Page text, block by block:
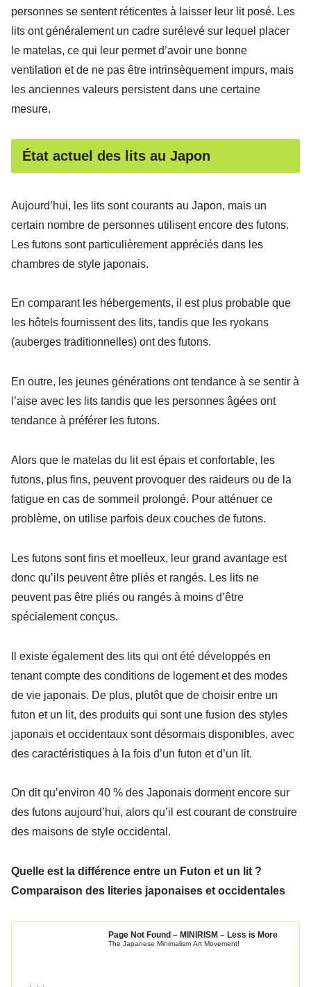
personnes se sentent réticentes à laisser leur lit posé. Les
lits ont généralement un cadre surélevé sur lequel placer
le matelas, ce qui leur permet d’avoir une bonne
ventilation et de ne pas être intrinsèquement impurs, mais
les anciennes valeurs persistent dans une certaine
mesure.
État actuel des lits au Japon
Aujourd’hui, les lits sont courants au Japon, mais un
certain nombre de personnes utilisent encore des futons.
Les futons sont particulièrement appréciés dans les
chambres de style japonais.
En comparant les hébergements, il est plus probable que
les hôtels fournissent des lits, tandis que les ryokans
(auberges traditionnelles) ont des futons.
En outre, les jeunes générations ont tendance à se sentir à
l’aise avec les lits tandis que les personnes âgées ont
tendance à préférer les futons.
Alors que le matelas du lit est épais et confortable, les
futons, plus fins, peuvent provoquer des raideurs ou de la
fatigue en cas de sommeil prolongé. Pour atténuer ce
problème, on utilise parfois deux couches de futons.
Les futons sont fins et moelleux, leur grand avantage est
donc qu’ils peuvent être pliés et rangés. Les lits ne
peuvent pas être pliés ou rangés à moins d’être
spécialement conçus.
Il existe également des lits qui ont été développés en
tenant compte des conditions de logement et des modes
de vie japonais. De plus, plutôt que de choisir entre un
futon et un lit, des produits qui sont une fusion des styles
japonais et occidentaux sont désormais disponibles, avec
des caractéristiques à la fois d’un futon et d’un lit.
On dit qu’environ 40 % des Japonais dorment encore sur
des futons aujourd’hui, alors qu’il est courant de construire
des maisons de style occidental.
Quelle est la différence entre un Futon et un lit ?
Comparaison des literies japonaises et occidentales
Page Not Found – MINIRISM – Less is More
The Japanese Minimalism Art Movement!